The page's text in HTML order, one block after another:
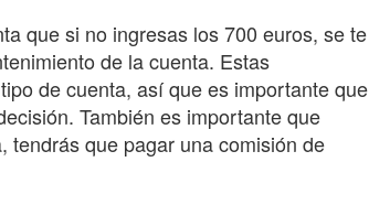
que si no ingresas los 700 euros, se te
de la cuenta. Estas
de cuenta, así que es importante que
También es importante que
tendrás que pagar una comisión de